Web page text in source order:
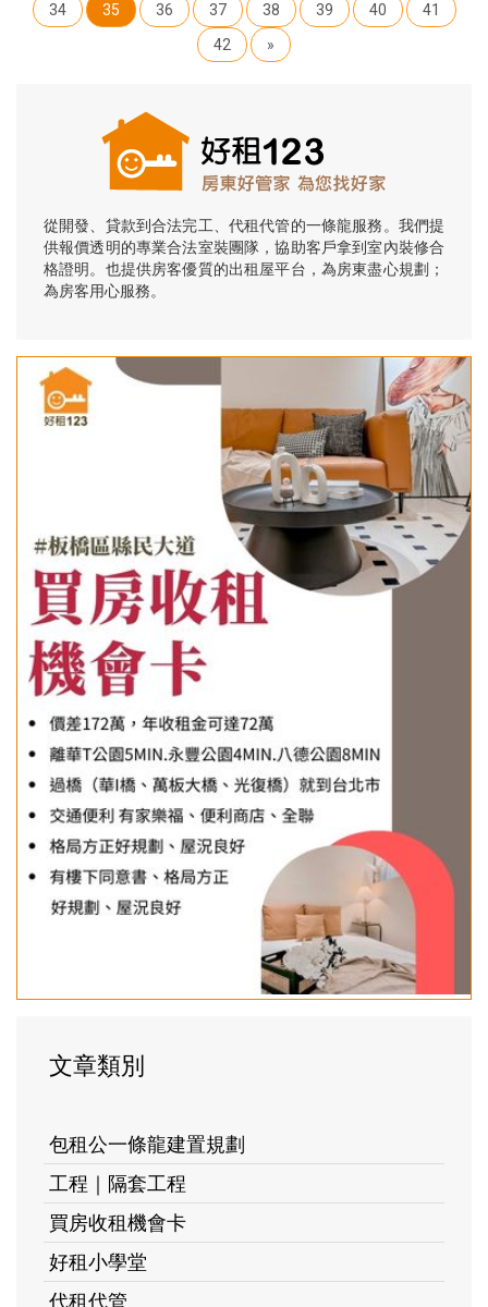
34
35 36 37 38 39 40
41
42
»
從開發、貸款到合法完工、代租代管的一條龍服務。我們提
供報價透明的專業合法室裝團隊，協助客戶拿到室內裝修合
格證明。也提供房客優質的出租屋平台，為房東盡心規劃；
為房客用心服務。
文章類別
包租公一條龍建置規劃
工程｜隔套工程
買房收租機會卡
好租小學堂
代租代管